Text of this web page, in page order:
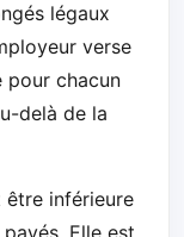
légaux
verse
pour chacun
delà de la
être inférieure